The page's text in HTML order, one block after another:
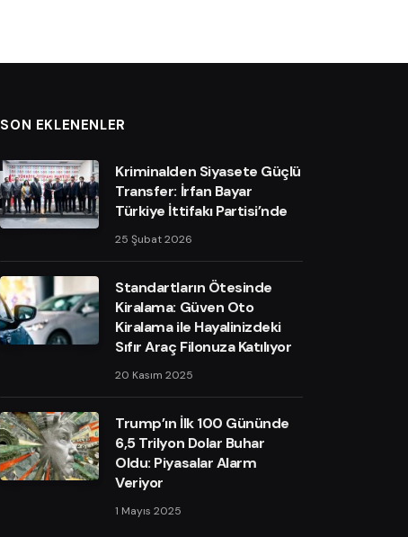
SON EKLENENLER
Kriminalden Siyasete Güçlü
Transfer: İrfan Bayar
Türkiye İttifakı Partisi’nde
25 Şubat 2026
Standartların Ötesinde
Kiralama: Güven Oto
Kiralama ile Hayalinizdeki
Sıfır Araç Filonuza Katılıyor
20 Kasım 2025
Trump’ın İlk 100 Gününde
6,5 Trilyon Dolar Buhar
Oldu: Piyasalar Alarm
Veriyor
1 Mayıs 2025